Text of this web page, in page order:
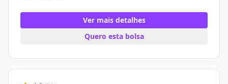
Ver mais detalhes
Quero esta bolsa